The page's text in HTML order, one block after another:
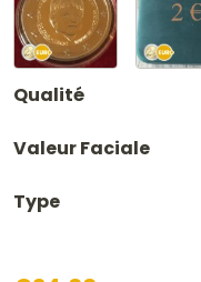
Qualité
Valeur Faciale
Type